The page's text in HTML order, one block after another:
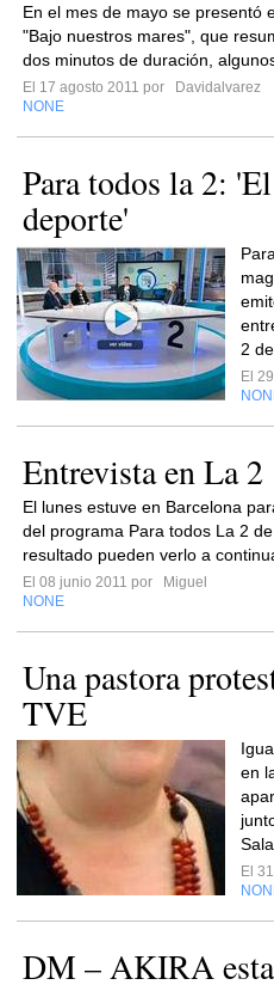
En el mes de mayo se presentó
"Bajo nuestros mares", que
dos minutos de duración,
El 17 agosto 2011 por
Davidalvarez
NONE
Para todos la 2:
deporte'
2
El
Entrevista en La 2
El lunes estuve en Barcelona
del programa Para todos La 2
resultado pueden verlo a
El 08 junio 2011 por
Miguel
NONE
Una pastora
TVE
en
El
DM – AKIRA